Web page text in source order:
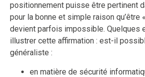
positionnement puisse être pertinent
pour la bonne et simple raison qu’être
devient parfois impossible. Quelques
illustrer cette affirmation : est-il
généraliste :
en matière de sécurité